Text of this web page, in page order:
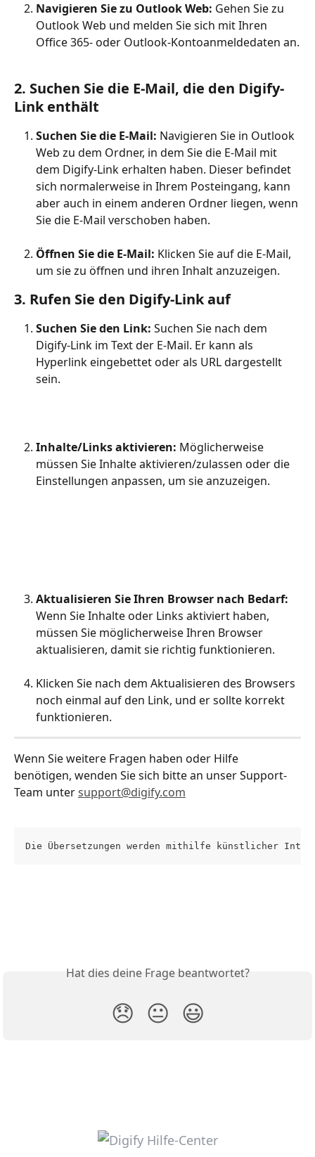
Navigieren Sie zu Outlook Web: Gehen Sie zu
Outlook Web und melden Sie sich mit Ihren
Office 365- oder Outlook-Kontoanmeldedaten an.
2. Suchen Sie die E-Mail, die den Digify-
Link enthält
Suchen Sie die E-Mail: Navigieren Sie in Outlook
Web zu dem Ordner, in dem Sie die E-Mail mit
dem Digify-Link erhalten haben. Dieser befindet
sich normalerweise in Ihrem Posteingang, kann
aber auch in einem anderen Ordner liegen, wenn
Sie die E-Mail verschoben haben.
Öffnen Sie die E-Mail: Klicken Sie auf die E-Mail,
um sie zu öffnen und ihren Inhalt anzuzeigen.
3. Rufen Sie den Digify-Link auf
Suchen Sie den Link: Suchen Sie nach dem
Digify-Link im Text der E-Mail. Er kann als
Hyperlink eingebettet oder als URL dargestellt
sein.
Inhalte/Links aktivieren: Möglicherweise
müssen Sie Inhalte aktivieren/zulassen oder die
Einstellungen anpassen, um sie anzuzeigen.
Aktualisieren Sie Ihren Browser nach Bedarf:
Wenn Sie Inhalte oder Links aktiviert haben,
müssen Sie möglicherweise Ihren Browser
aktualisieren, damit sie richtig funktionieren.
Klicken Sie nach dem Aktualisieren des Browsers
noch einmal auf den Link, und er sollte korrekt
funktionieren.
Wenn Sie weitere Fragen haben oder Hilfe
benötigen, wenden Sie sich bitte an unser Support-
Team unter support@digify.com
Die Übersetzungen werden mithilfe künstlicher
Hat dies deine Frage beantwortet?
😞 😐 😃